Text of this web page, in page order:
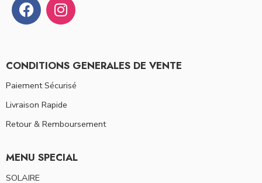
CONDITIONS GENERALES DE VENTE
Paiement Sécurisé
Livraison Rapide
Retour & Remboursement
MENU SPECIAL
SOLAIRE